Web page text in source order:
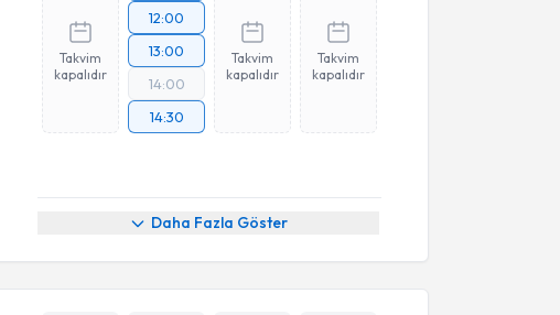
Takvim
kapalıdır
12:00
13:00
14:00
14:30
Takvim
kapalıdır
Takvim
kapalıdır
Daha Fazla Göster